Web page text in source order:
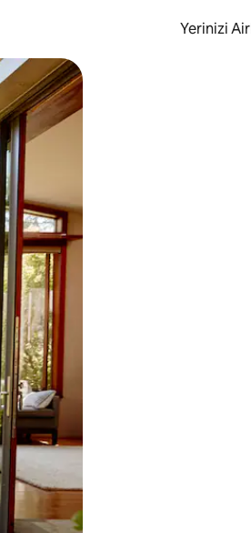
Yerinizi